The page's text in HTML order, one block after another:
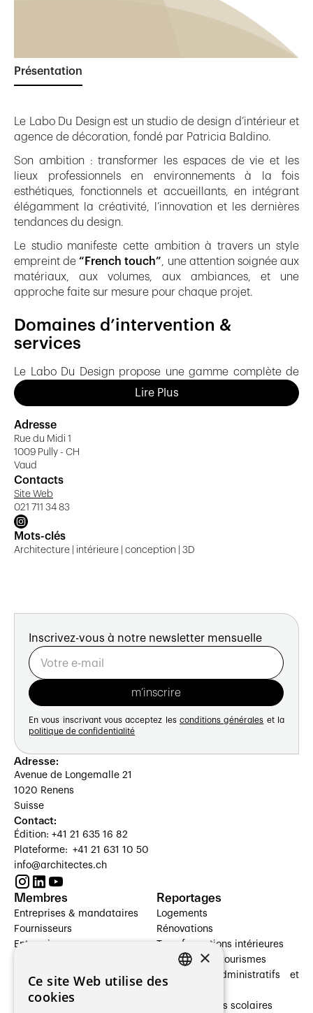
Présentation
Le Labo Du Design est un studio de design d’intérieur et
agence de décoration, fondé par Patricia Baldino.
Son ambition : transformer les espaces de vie et les
lieux professionnels en environnements à la fois
esthétiques, fonctionnels et accueillants, en intégrant
élégamment la créativité, l’innovation et les dernières
tendances du design.
Le studio manifeste cette ambition à travers un style
empreint de“French touch”, une attention soignée aux
matériaux, aux volumes, aux ambiances, et une
approche faite sur mesure pour chaque projet.
Domaines d’intervention &
services
Le Labo Du Design propose une gamme complète de
prestations, adaptées aux particuliers et professionnels
:
Architecture d’intérieur
redessiner les volumes, optimiser la circulation,
adapter le bâti à son mode de vie.
Décoration & Home Staging
pièce ou un logement, relooker en douceur, ou
transformer totalement sans nécessairement
Agencement sur mesure, mobilier / objets
: prestation à distance, pour les clients
ne se trouvant pas dans la région, permettant de
mener des projets d’aménagement via plans,
moodboards, visuels, etc.
Projets professionnels: boutiques, restaurants,
spas, hôtels, agences immobilières, vitrines ou
espaces commerciaux. Le Labo Du Design
propose des conceptions globales adaptées aux
contraintes et aux identités de chaque client.
Lire Plus
Adresse
Rue du Midi 1
1009 Pully - CH
Vaud
Contacts
Site Web
021 711 34 83
Mots-clés
Architecture | intérieure | conception | 3D
Inscrivez-vous à notre newsletter mensuelle
En vous inscrivant vous acceptez les conditions générales et la
politique de confidentialité
Adresse:
Avenue de Longemalle 21
1020 Renens
Suisse
Contact:
Édition: +41 21 635 16 82
Plateforme: +41 21 631 10 50
info@architectes.ch
Membres
Entreprises & mandataires
Fournisseurs
Entreprises
Architectes paysagistes
Architectes d'intérieur
Reportages
Logements
Rénovations
Transformations intérieures
Hôtelleries et tourismes
Bâtiments administratifs et
Établissements scolaires
×
Ce site Web utilise des
cookies